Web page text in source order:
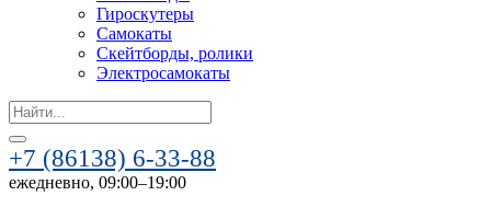
Гироскутеры
Самокаты
Скейтборды, ролики
Электросамокаты
Search
for:
+7 (86138) 6-33-88
ежедневно, 09:00–19:00